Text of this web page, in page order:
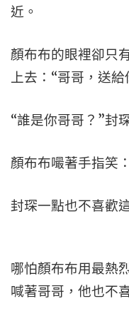
近。
顏布布的眼裡卻只
上去：“哥哥，送給
“誰是你哥哥？”封
顏布布嘬著手指笑
封琛一點也不喜歡
哪怕顏布布用最熱
喊著哥哥，他也不